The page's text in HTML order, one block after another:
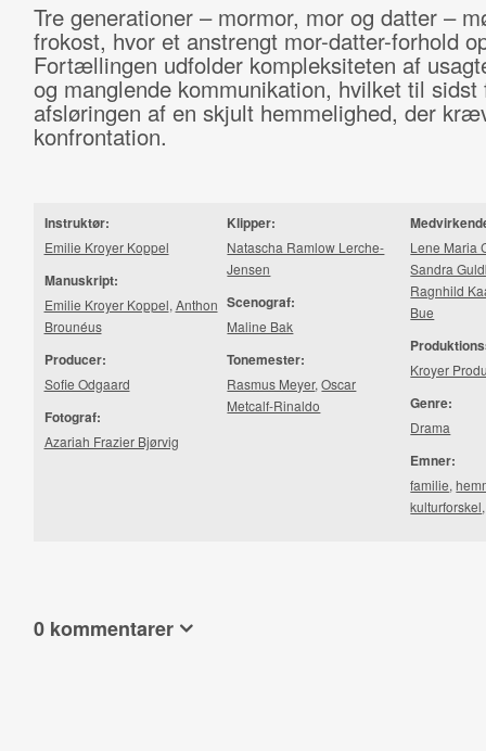
Tre generationer – mormor, mor og datter –
frokost, hvor et anstrengt mor-datter-forhold
Fortællingen udfolder kompleksiteten af
og manglende kommunikation, hvilket til sidst
afsløringen af en skjult hemmelighed, der
konfrontation.
Instruktør:
Emilie Kroyer Koppel
Manuskript:
Emilie Kroyer Koppel, Anthon
Brounéus
Producer:
Sofie Odgaard
Fotograf:
Azariah Frazier Bjørvig
Klipper:
Natascha Ramlow Lerche-
Jensen
Scenograf:
Maline Bak
Tonemester:
Rasmus Meyer,Oscar
Metcalf-​Ri­nal­do
Lene Maria
Sandra
Ragnhild
Bue
Kroyer
Genre:
Drama
Emner:
familie,
kulturforskel
0 kommentarer